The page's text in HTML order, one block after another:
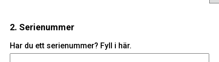
2. Serienummer
Har du ett serienummer? Fyll i här.